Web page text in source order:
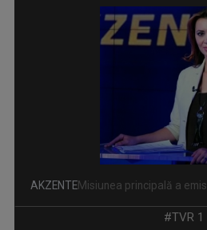
AKZENTEMisiunea principală a
#TVR 1